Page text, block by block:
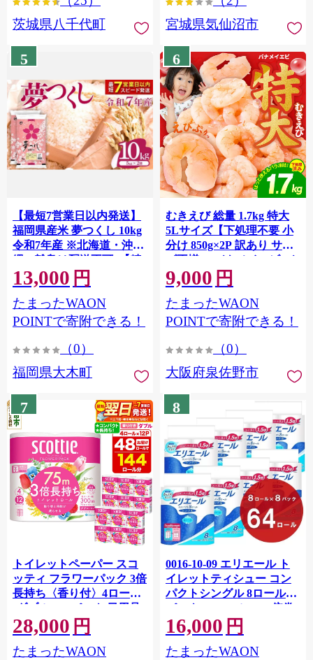
茨城県八千代町
宮城県気仙沼市
5
【最短7営業日以内発送】
福岡県産米 夢つくし 10kg
令和7年産 ※北海道・沖
縄・離島は配送不可 |【精
米 単一米 単一原料米 7年
産 国産 お米 ブランド米
5kg × 2 ゆめつくし】
CY009_01
13,000 円
たまったWAON
POINTで寄附できる！
（0）
福岡県大木町
6
むきえび 総量 1.7kg 特大
5Lサイズ【下処理不要 小
分け 850g×2P 訳あり サイ
ズ不揃い バナメイエビ バ
ラ凍結】 G4142
9,000 円
たまったWAON
POINTで寄附できる！
（0）
大阪府泉佐野市
7
トイレットペーパー スコ
ッティ フラワーパック 3倍
長持ち〈香り付〉4ロール
(ダブル)×12パック 日用品
最短翌日発送 [スコッティ
フラワーパック トイレッ
トペーパー 日本製紙クレ
28,000 円
たまったWAON
8
0016-10-09 エリエール ト
イレットティシュー コン
パクトシングル 8ロール×8
パック 64ロール 1.5倍巻
82.5m トイレットペーパー
シングル パルプ100％ 香り
つき 日用品 消耗品 備蓄
16,000 円
たまったWAON